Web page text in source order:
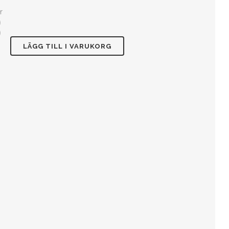
LÄGG TILL I VARUKORG